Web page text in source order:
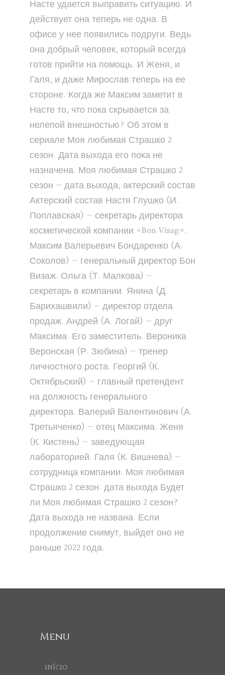
Насте удается выправить ситуацию. И
действует она теперь не одна. В
офисе у нее появились подруги. Ведь
она добрый человек, который всегда
готов прийти на помощь. И Женя, и
Галя, и даже Мирослав теперь на ее
стороне. Когда же Максим заметит в
Насте то, что пока скрывается за
нелепой внешностью? Об этом в
сериале Моя любимая Страшко 2
сезон. Дата выхода его пока не
назначена. Моя любимая Страшко 2
сезон — дата выхода, актерский состав
Актерский состав Настя Глушко (И.
Поплавская) — секретарь директора
косметической компании «Bon Visag».
Максим Валерьевич Бондаренко (А.
Соколов) — генеральный директор Бон
Визаж. Ольга (Т. Малкова) —
секретарь в компании. Янина (Д.
Барихашвили) — директор отдела
продаж. Андрей (А. Логай) — друг
Максима. Его заместитель. Вероника
Веронская (Р. Зюбина) — тренер
личностного роста. Георгий (К.
Октябрьский) — главный претендент
на должность генерального
директора. Валерий Валентинович (А.
Третьяченко) — отец Максима. Женя
(К. Кистень) — заведующая
лабораторией. Галя (К. Вишнева) —
сотрудница компании. Моя любимая
Страшко 2 сезон: дата выхода Будет
ли Моя любимая Страшко 2 сезон?
Дата выхода не названа. Если
продолжение снимут, выйдет оно не
раньше 2022 года.
Menu
INÍCIO